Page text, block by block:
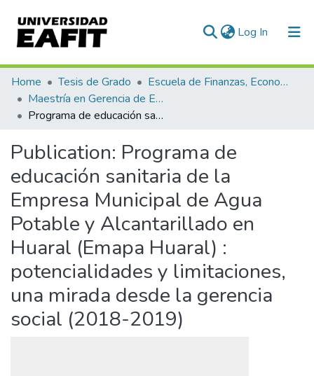
Log In (current)
Communities & Collections
All of DSpace
Home Tesis de Grado
Escuela de Finanzas, Economía y Gobierno
Maestría en Gerencia de Empresas Sociales para la Innovación Social y el Desarrollo Local (tesis)
Programa de educación sanitaria de la Empresa Municipal de Agua Potable y Alcantarillado en Huaral (Emapa Huaral) : potencialidades y limitaciones, una mirada desde la gerencia social (2018-2019)
Publication: Programa de
educación sanitaria de la
Empresa Municipal de Agua
Potable y Alcantarillado en
Huaral (Emapa Huaral) :
potencialidades y limitaciones,
una mirada desde la gerencia
social (2018-2019)